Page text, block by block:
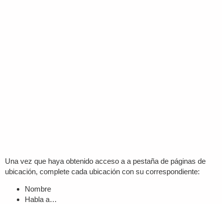
Una vez que haya obtenido acceso a a pestaña de páginas de
ubicación, complete cada ubicación con su correspondiente:
Nombre
Habla a…